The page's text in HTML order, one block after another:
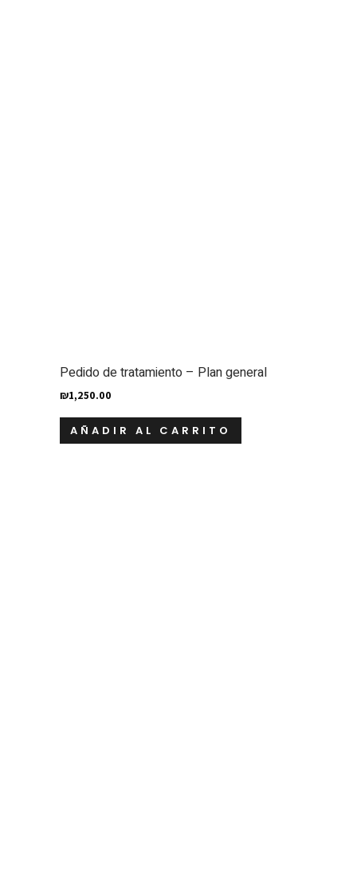
Pedido de tratamiento – Plan general
₪1,250.00
AÑADIR AL CARRITO